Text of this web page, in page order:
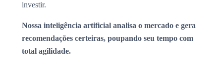
investir.
Nossa inteligência artificial analisa o mercado e gera
recomendações certeiras, poupando seu tempo com
total agilidade.